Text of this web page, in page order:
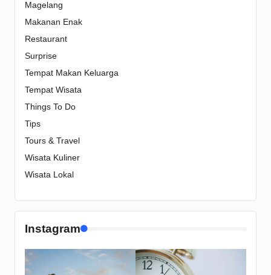
Magelang
Makanan Enak
Restaurant
Surprise
Tempat Makan Keluarga
Tempat Wisata
Things To Do
Tips
Tours & Travel
Wisata Kuliner
Wisata Lokal
Instagram